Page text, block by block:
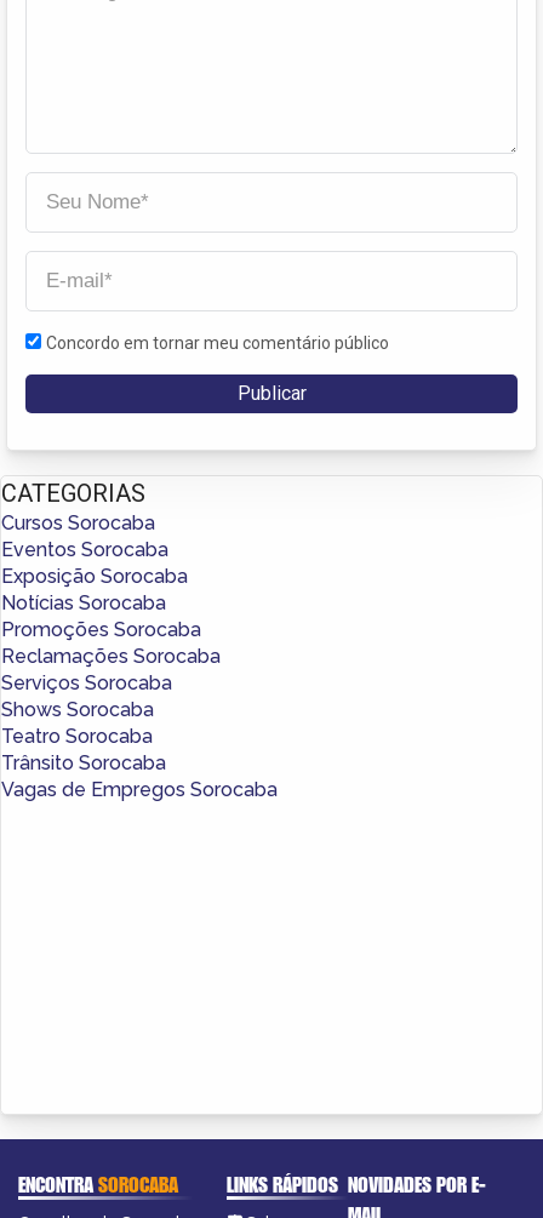
Concordo em tornar meu comentário público
CATEGORIAS
Cursos Sorocaba
Eventos Sorocaba
Exposição Sorocaba
Notícias Sorocaba
Promoções Sorocaba
Reclamações Sorocaba
Serviços Sorocaba
Shows Sorocaba
Teatro Sorocaba
Trânsito Sorocaba
Vagas de Empregos Sorocaba
ENCONTRASOROCABA LINKS RÁPIDOS NOVIDADES POR E-